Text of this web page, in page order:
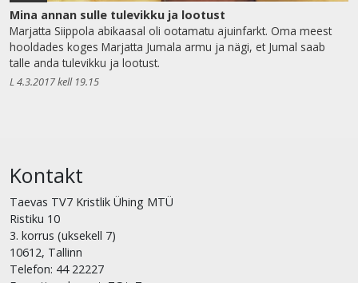
Mina annan sulle tulevikku ja lootust
Marjatta Siippola abikaasal oli ootamatu ajuinfarkt. Oma meest
hooldades koges Marjatta Jumala armu ja nägi, et Jumal saab
talle anda tulevikku ja lootust.
L 4.3.2017 kell 19.15
Kontakt
Taevas TV7 Kristlik Ühing MTÜ
Ristiku 10
3. korrus (uksekell 7)
10612, Tallinn
Telefon: 44 22227